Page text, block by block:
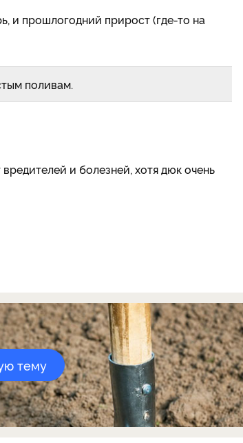
и прошлогодний прирост (где-то на
поливам.
и болезней, хотя дюк очень
тему